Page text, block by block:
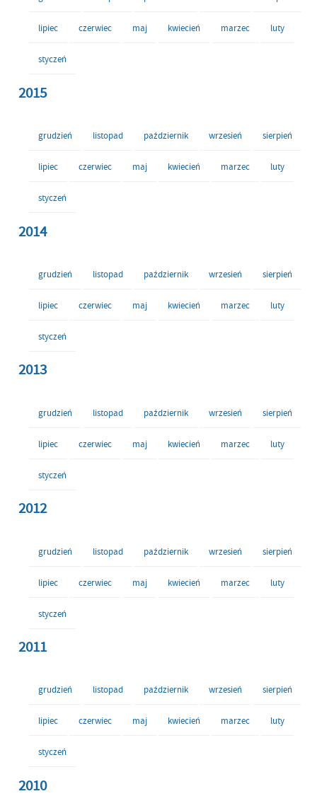
lipiec czerwiec maj kwiecień marzec luty
styczeń
2015
grudzień listopad październik wrzesień sierpień
lipiec czerwiec maj kwiecień marzec luty
styczeń
2014
grudzień listopad październik wrzesień sierpień
lipiec czerwiec maj kwiecień marzec luty
styczeń
2013
grudzień listopad październik wrzesień sierpień
lipiec czerwiec maj kwiecień marzec luty
styczeń
2012
grudzień listopad październik wrzesień sierpień
lipiec czerwiec maj kwiecień marzec luty
styczeń
2011
grudzień listopad październik wrzesień sierpień
lipiec czerwiec maj kwiecień marzec luty
styczeń
2010